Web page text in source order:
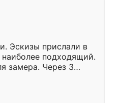
Эскизы прислали в
подходящий.
замера. Через 3
готова. Остались
Ренессанс
работу!